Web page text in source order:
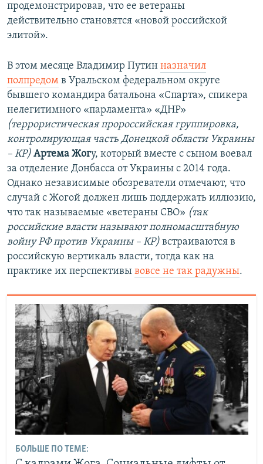
продемонстрировав, что ее ветераны
действительно становятся «новой российской
элитой».
В этом месяце Владимир Путин назначил
полпредом в Уральском федеральном округе
бывшего командира батальона «Спарта», спикера
нелегитимного «парламента» «ДНР»
(террористическая пророссийская группировка,
контролирующая часть Донецкой области Украины
– КР) Артема Жогу, который вместе с сыном воевал
за отделение Донбасса от Украины с 2014 года.
Однако независимые обозреватели отмечают, что
случай с Жогой должен лишь поддержать иллюзию,
что так называемые «ветераны СВО» (так
российские власти называют полномасштабную
войну РФ против Украины – КР) встраиваются в
российскую вертикаль власти, тогда как на
практике их перспективы вовсе не так радужны.
БОЛЬШЕ ПО ТЕМЕ: